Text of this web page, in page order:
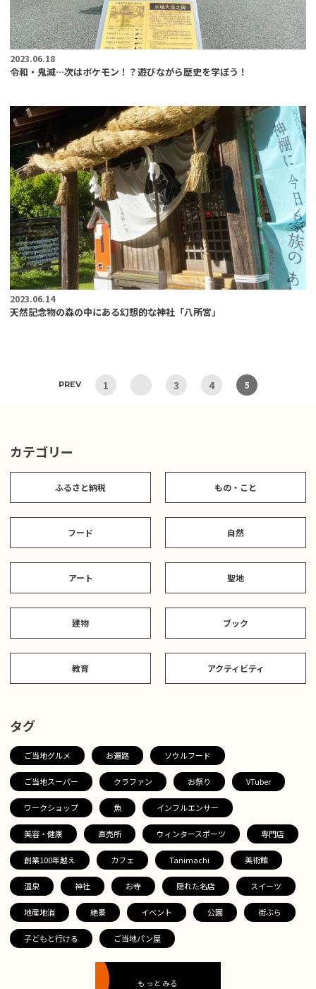
2023.06.18
令和・鬼滅…次はポケモン！？遊びながら歴史を学ぼう！
2023.06.14
天然記念物の森の中にある幻想的な神社「八所宮」
PREV 1 3 4 5
カテゴリー
ふるさと納税 もの・こと
フード 自然
アート 聖地
建物 ブック
教育 アクティビティ
タグ
ご当地グルメ お遍路 ソウルフード
ご当地スーパー クラファン お祭り VTuber
ワークショップ 魚 インフルエンサー
美容・健康 直売所 ウィンタースポーツ 専門店
創業100年越え カフェ Tanimachi 美術館
温泉 神社 お寺 隠れた名店 スイーツ
地産地消 絶景 イベント 公園 街ぶら
子どもと行ける ご当地パン屋
もっとみる